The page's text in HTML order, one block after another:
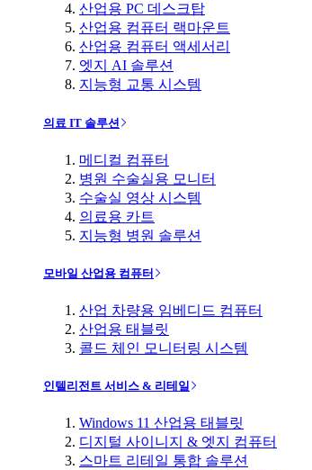
산업용 PC 데스크탑
산업용 컴퓨터 랙마운트
산업용 컴퓨터 액세서리
엣지 AI 솔루션
지능형 교통 시스템
의료 IT 솔루션
메디컬 컴퓨터
병원 수술실용 모니터
수술실 영상 시스템
의료용 카트
지능형 병원 솔루션
모바일 산업용 컴퓨터
산업 차량용 임베디드 컴퓨터
산업용 태블릿
콜드 체인 모니터링 시스템
인텔리전트 서비스 & 리테일
Windows 11 산업용 태블릿
디지털 사이니지 & 엣지 컴퓨터
스마트 리테일 통합 솔루션